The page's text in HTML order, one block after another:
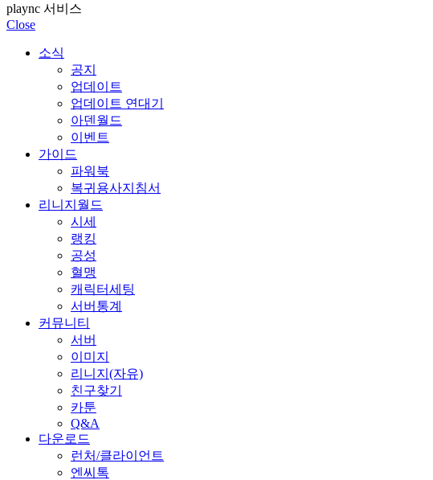
plaync 서비스
Close
소식
공지
업데이트
업데이트 연대기
아덴월드
이벤트
가이드
파워북
복귀용사지침서
리니지월드
시세
랭킹
공성
혈맹
캐릭터세팅
서버통계
커뮤니티
서버
이미지
리니지(자유)
친구찾기
카툰
Q&A
다운로드
런처/클라이언트
엔씨톡